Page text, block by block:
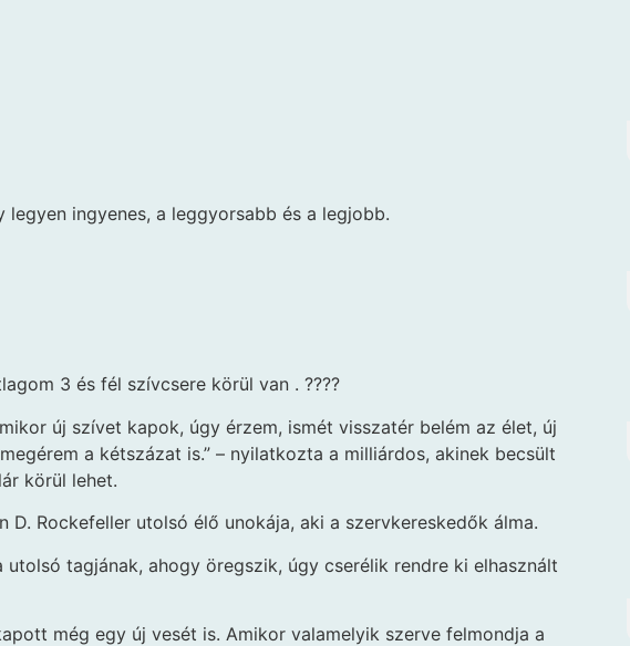
legyen ingyenes, a leggyorsabb és a legjobb.
3 és fél szívcsere körül van . ????
új szívet kapok, úgy érzem, ismét visszatér belém az élet, új
a kétszázat is.” – nyilatkozta a milliárdos, akinek becsült
körül lehet.
D. Rockefeller utolsó élő unokája, aki a szervkereskedők álma.
utolsó tagjának, ahogy öregszik, úgy cserélik rendre ki elhasznált
még egy új vesét is. Amikor valamelyik szerve felmondja a